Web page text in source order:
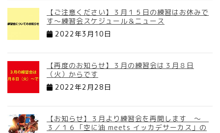
【ご注意ください】３月１５日の練習はお休みで
す～練習会スケジュール＆ニュース
2022年3月10日
【再度のお知らせ】３月の練習会は３月８日
（火）からです
2022年2月28日
【お知らせ】３月より練習会を再開します ～
３／１６「空に油 meets イッカデサーカス」の